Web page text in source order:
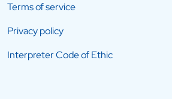
Terms of service
Privacy policy
Interpreter Code of Ethic